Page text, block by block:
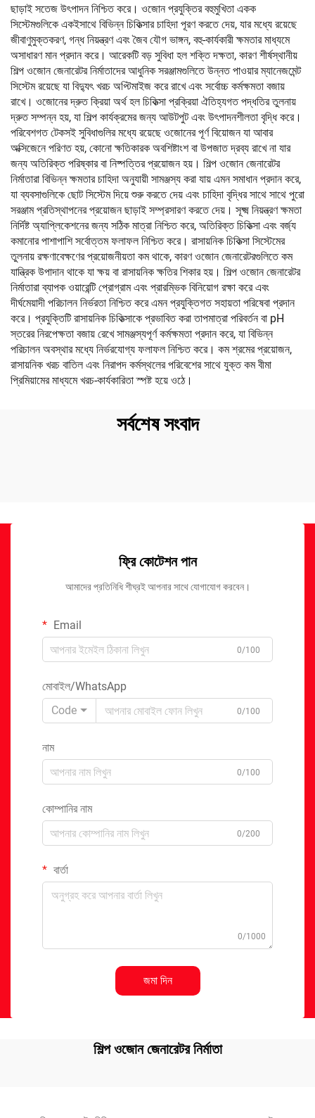
ছাড়াই সতেজ উৎপাদন নিশ্চিত করে। ওজোন প্রযুক্তির বহুমুখিতা একক
সিস্টেমগুলিকে একইসাথে বিভিন্ন চিকিত্সার চাহিদা পূরণ করতে দেয়, যার মধ্যে রয়েছে
জীবাণুমুক্তকরণ, গন্ধ নিয়ন্ত্রণ এবং জৈব যৌগ ভাঙ্গন, বহু-কার্যকারী ক্ষমতার মাধ্যমে
অসাধারণ মান প্রদান করে। আরেকটি বড় সুবিধা হল শক্তি দক্ষতা, কারণ শীর্ষস্থানীয়
শিল্প ওজোন জেনারেটর নির্মাতাদের আধুনিক সরঞ্জামগুলিতে উন্নত পাওয়ার ম্যানেজমেন্ট
সিস্টেম রয়েছে যা বিদ্যুৎ খরচ অপ্টিমাইজ করে রাখে এবং সর্বোচ্চ কর্মক্ষমতা বজায়
রাখে। ওজোনের দ্রুত ক্রিয়া অর্থ হল চিকিত্সা প্রক্রিয়া ঐতিহ্যগত পদ্ধতির তুলনায়
দ্রুত সম্পন্ন হয়, যা শিল্প কার্যক্রমের জন্য আউটপুট এবং উৎপাদনশীলতা বৃদ্ধি করে।
পরিবেশগত টেকসই সুবিধাগুলির মধ্যে রয়েছে ওজোনের পূর্ণ বিয়োজন যা আবার
অক্সিজেনে পরিণত হয়, কোনো ক্ষতিকারক অবশিষ্টাংশ বা উপজাত দ্রব্য রাখে না যার
জন্য অতিরিক্ত পরিষ্কার বা নিষ্পত্তির প্রয়োজন হয়। শিল্প ওজোন জেনারেটর
নির্মাতারা বিভিন্ন ক্ষমতার চাহিদা অনুযায়ী সামঞ্জস্য করা যায় এমন সমাধান প্রদান করে,
যা ব্যবসাগুলিকে ছোট সিস্টেম দিয়ে শুরু করতে দেয় এবং চাহিদা বৃদ্ধির সাথে সাথে পুরো
সরঞ্জাম প্রতিস্থাপনের প্রয়োজন ছাড়াই সম্প্রসারণ করতে দেয়। সূক্ষ্ম নিয়ন্ত্রণ ক্ষমতা
নির্দিষ্ট অ্যাপ্লিকেশনের জন্য সঠিক মাত্রা নিশ্চিত করে, অতিরিক্ত চিকিত্সা এবং বর্জ্য
কমানোর পাশাপাশি সর্বোত্তম ফলাফল নিশ্চিত করে। রাসায়নিক চিকিত্সা সিস্টেমের
তুলনায় রক্ষণাবেক্ষণের প্রয়োজনীয়তা কম থাকে, কারণ ওজোন জেনারেটরগুলিতে কম
যান্ত্রিক উপাদান থাকে যা ক্ষয় বা রাসায়নিক ক্ষতির শিকার হয়। শিল্প ওজোন জেনারেটর
নির্মাতারা ব্যাপক ওয়ারেন্টি প্রোগ্রাম এবং প্রারম্ভিক বিনিয়োগ রক্ষা করে এবং
দীর্ঘমেয়াদী পরিচালন নির্ভরতা নিশ্চিত করে এমন প্রযুক্তিগত সহায়তা পরিষেবা প্রদান
করে। প্রযুক্তিটি রাসায়নিক চিকিত্সাকে প্রভাবিত করা তাপমাত্রা পরিবর্তন বা pH
স্তরের নিরপেক্ষতা বজায় রেখে সামঞ্জস্যপূর্ণ কর্মক্ষমতা প্রদান করে, যা বিভিন্ন
পরিচালন অবস্থার মধ্যে নির্ভরযোগ্য ফলাফল নিশ্চিত করে। কম শ্রমের প্রয়োজন,
রাসায়নিক খরচ বাতিল এবং নিরাপদ কর্মস্থলের পরিবেশের সাথে যুক্ত কম বীমা
প্রিমিয়ামের মাধ্যমে খরচ-কার্যকারিতা স্পষ্ট হয়ে ওঠে।
সর্বশেষ সংবাদ
ফ্রি কোটেশন পান
আমাদের প্রতিনিধি শীঘ্রই আপনার সাথে যোগাযোগ করবেন।
Email
0/100
মোবাইল/WhatsApp
Code
0/100
নাম
0/100
কোম্পানির নাম
0/200
বার্তা
0/1000
জমা দিন
শিল্প ওজোন জেনারেটর নির্মাতা